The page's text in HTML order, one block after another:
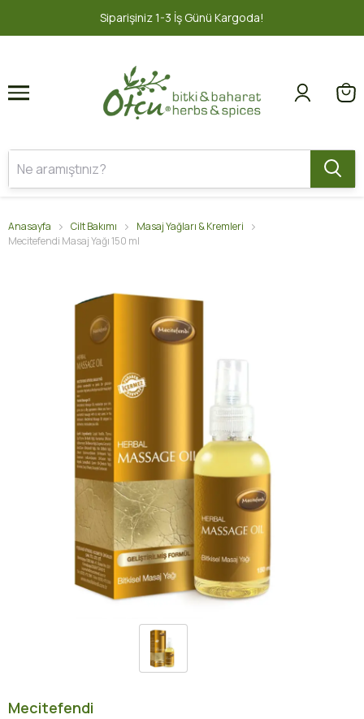
İş Günü Kargoda! 1 2
Anasayfa Cilt Bakımı
Masaj Yağları & Kremleri
Mecitefendi Masaj Yağı 150 ml
Mecitefendi